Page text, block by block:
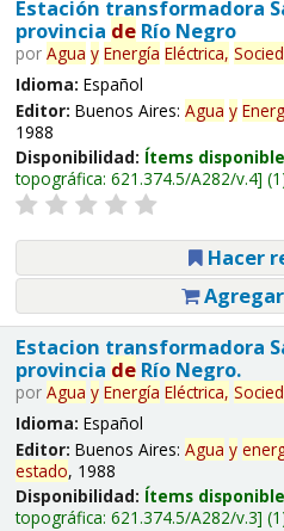
Estación transformadora
provincia deRío Negro
por Agua y Energía Eléctrica,
Idioma: Español
Editor: Buenos Aires: Agua y
1988
Disponibilidad: Ítems
topográfica: 621.374.5/A282/v.4
Hacer
Estacion transformadora
provincia deRío Negro.
por Agua y Energía Eléctrica,
Idioma: Español
Editor: Buenos Aires: Agua y
estado, 1988
Disponibilidad: Ítems
topográfica: 621.374.5/A282/v.3